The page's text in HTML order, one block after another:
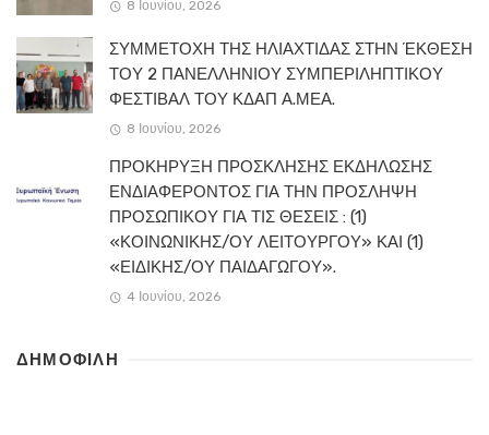
8 Ιουνίου, 2026
ΣΥΜΜΕΤΟΧΗ ΤΗΣ ΗΛΙΑΧΤΙΔΑΣ ΣΤΗΝ ΈΚΘΕΣΗ
ΤΟΥ 2 ΠΑΝΕΛΛΗΝΙΟΥ ΣΥΜΠΕΡΙΛΗΠΤΙΚΟΥ
ΦΕΣΤΙΒΑΛ ΤΟΥ ΚΔΑΠ Α.ΜΕΑ.
8 Ιουνίου, 2026
ΠΡΟΚΗΡΥΞΗ ΠΡΟΣΚΛΗΣΗΣ ΕΚΔΗΛΩΣΗΣ
ΕΝΔΙΑΦΕΡΟΝΤΟΣ ΓΙΑ ΤΗΝ ΠΡΟΣΛΗΨΗ
ΠΡΟΣΩΠΙΚΟΥ ΓΙΑ ΤΙΣ ΘΕΣΕΙΣ : (1)
«ΚΟΙΝΩΝΙΚΗΣ/ΟΥ ΛΕΙΤΟΥΡΓΟΥ» ΚΑΙ (1)
«ΕΙΔΙΚΗΣ/ΟΥ ΠΑΙΔΑΓΩΓΟΥ».
4 Ιουνίου, 2026
ΔΗΜΟΦΙΛΗ